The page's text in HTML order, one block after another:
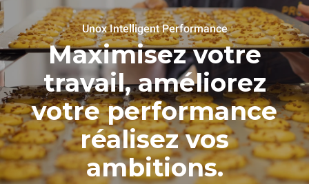
Unox Intelligent Performance
Maximisez votre
travail, améliorez
votre performance
réalisez vos
ambitions.